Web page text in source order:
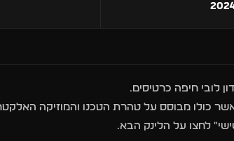
לובי חיפה כרטיסים.
כולו מבוסס על טהרת הטכנו והמוזיקה